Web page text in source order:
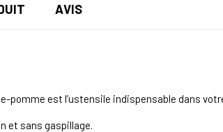
AVIS
est l’ustensile indispensable dans
et sans gaspillage.